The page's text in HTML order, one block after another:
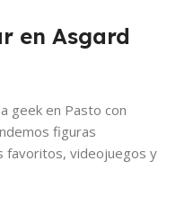
en Asgard
geek en Pasto con
figuras
favoritos, videojuegos y